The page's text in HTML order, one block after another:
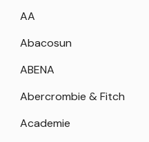
AA
Abacosun
ABENA
Abercrombie & Fitch
Academie